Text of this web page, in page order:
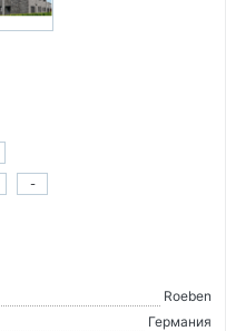
-
Roeben
Германия